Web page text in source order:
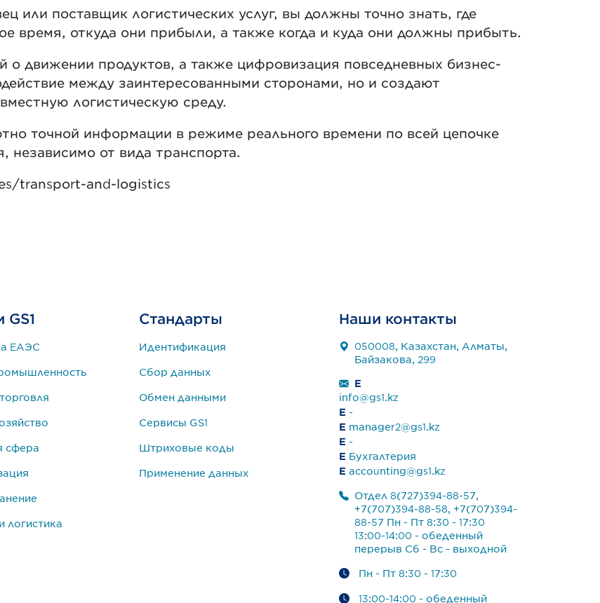
или поставщик логистических услуг, вы должны точно знать, где
время, откуда они прибыли, а также когда и куда они должны прибыть.
движении продуктов, а также цифровизация повседневных бизнес-
между заинтересованными сторонами, но и создают
логистическую среду.
точной информации в режиме реального времени по всей цепочке
независимо от вида транспорта.
transport-and-logistics
ЕАЭС
сфера
логистика
Стандарты
Идентификация
Сбор данных
Обмен данными
Сервисы GS1
Штриховые коды
Применение данных
Наши контакты
050008, Казахстан, Алматы,
Байзакова, 299
E
info@gs1.kz
E -
E manager2@gs1.kz
E -
E Бухгалтерия
E accounting@gs1.kz
Отдел 8(727)394-88-57,
+7(707)394-88-58, +7(707)394-
88-57 Пн - Пт 8:30 - 17:30
13:00-14:00 - обеденный
перерыв Сб - Вс - выходной
Пн - Пт 8:30 - 17:30
13:00-14:00 - обеденный